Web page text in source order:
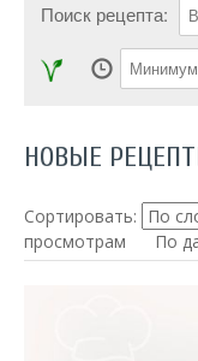
Поиск рецепта:
НОВЫЕ
Сортировать:
просмотрам
По